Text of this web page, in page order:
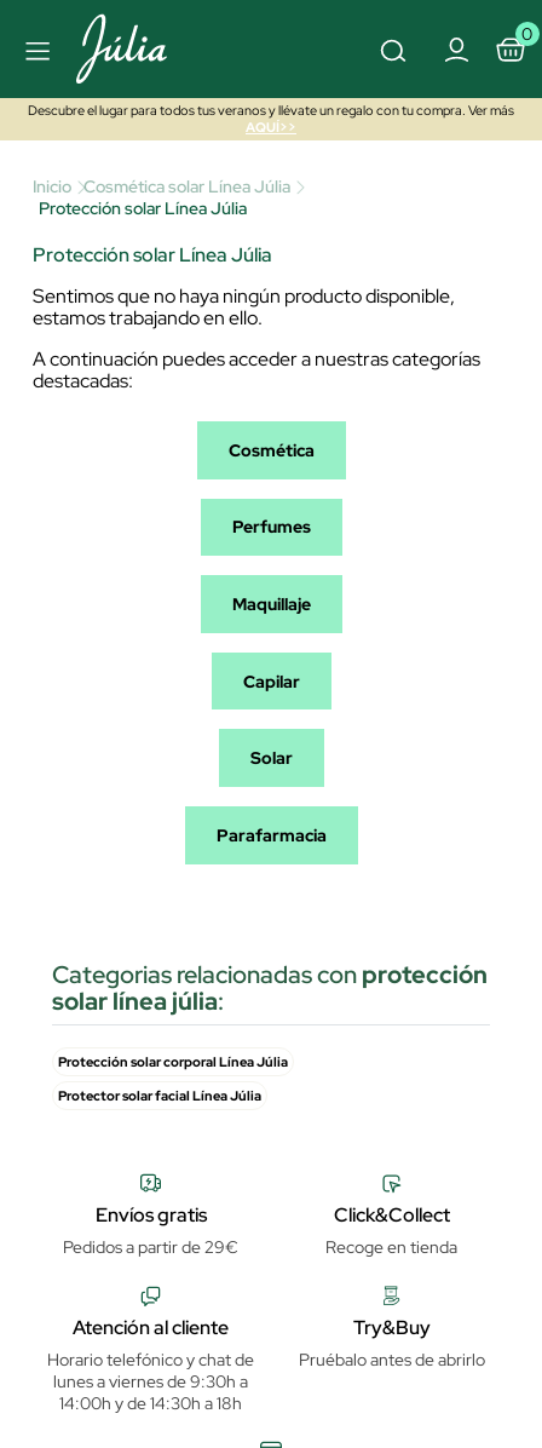
0
Descubre el lugar para todos tus veranos y llévate un regalo con tu compra. Ver más
AQUÍ>>
Inicio Cosmética solar Línea Júlia
Protección solar Línea Júlia
Protección solar Línea Júlia
Sentimos que no haya ningún producto disponible,
estamos trabajando en ello.
A continuación puedes acceder a nuestras categorías
destacadas:
Cosmética
Perfumes
Maquillaje
Capilar
Solar
Parafarmacia
Categorias relacionadas conprotección
solar línea júlia:
Protección solar corporal Línea Júlia
Protector solar facial Línea Júlia
Envíos gratis
Pedidos a partir de 29€
Click&Collect
Recoge en tienda
Atención al cliente
Horario telefónico y chat de
lunes a viernes de 9:30h a
14:00h y de 14:30h a 18h
Try&Buy
Pruébalo antes de abrirlo